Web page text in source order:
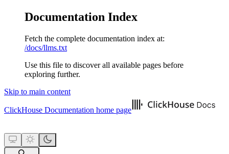
Documentation Index
Fetch the complete documentation index at:
/docs/llms.txt
Use this file to discover all available pages before
exploring further.
Skip to main content
ClickHouse Documentation home page